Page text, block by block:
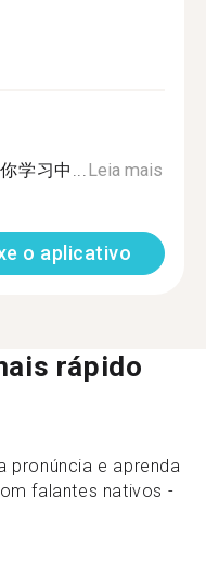
学习中... Leia mais
o aplicativo
rápido
pronúncia e aprenda
falantes nativos -